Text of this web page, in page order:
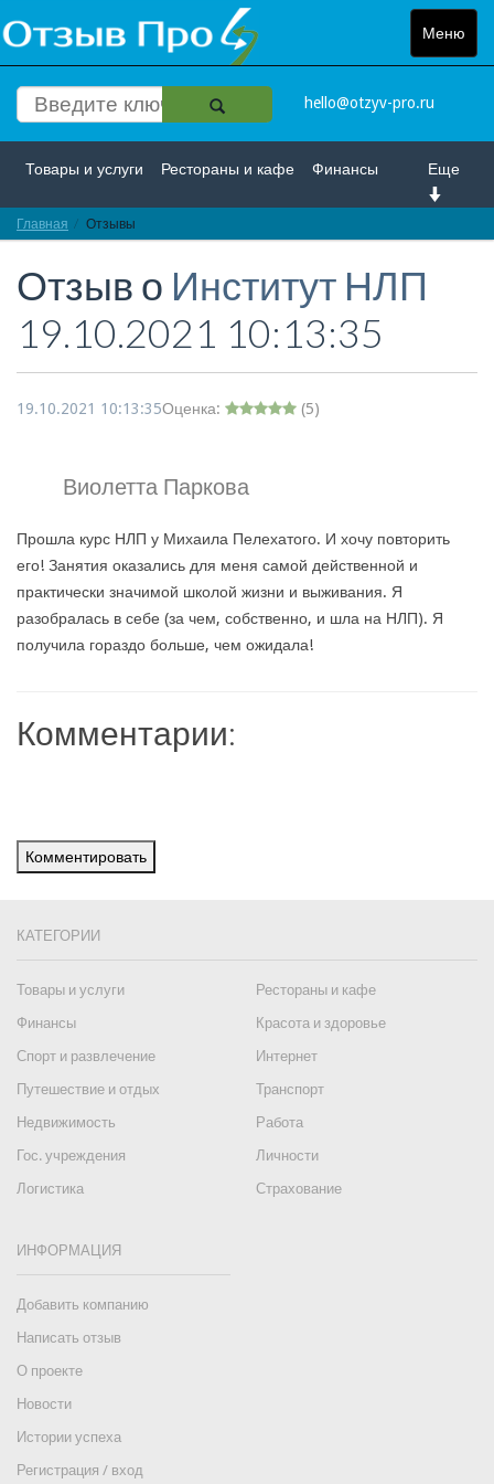
Меню
Toggle
hello@otzyv-pro.ru
Еще
Товары и услуги Рестораны и кафе Финансы
Красота и здоровье
Интернет Путешествие и отдых Транспорт
Недвижимость Работа Гос. учреждения
Главная Отзывы
Отзыв о Институт НЛП
19.10.2021 10:13:35
19.10.2021 10:13:35Оценка: (5)
Виолетта Паркова
Прошла курс НЛП у Михаила Пелехатого. И хочу повторить
его! Занятия оказались для меня самой действенной и
практически значимой школой жизни и выживания. Я
разобралась в себе (за чем, собственно, и шла на НЛП). Я
получила гораздо больше, чем ожидала!
Комментарии:
Комментировать
КАТЕГОРИИ
Товары и услуги
Рестораны и кафе
Финансы
Красота и здоровье
Спорт и развлечение
Интернет
Путешествие и отдых
Транспорт
Недвижимость
Работа
Гос. учреждения
Личности
Логистика
Страхование
ИНФОРМАЦИЯ
Добавить компанию
Написать отзыв
О проекте
Новости
Истории успеха
Регистрация / вход